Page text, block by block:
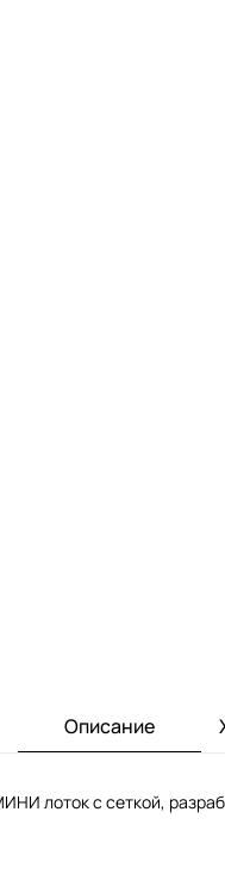
Описание
лоток с сеткой,